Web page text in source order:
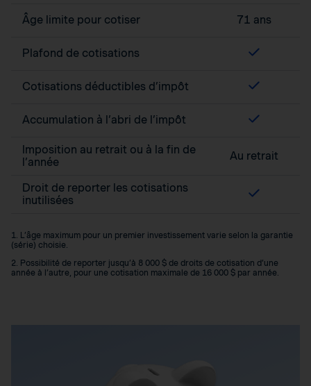
Âge limite pour cotiser 71 ans
Plafond de cotisations
Cotisations déductibles d’impôt
Accumulation à l’abri de l’impôt
Imposition au retrait ou à la fin de
l’année
Au retrait
Droit de reporter les cotisations
inutilisées
1. L’âge maximum pour un premier investissement varie selon la garantie
(série) choisie.
2. Possibilité de reporter jusqu’à 8 000 $ de droits de cotisation d’une
année à l’autre, pour une cotisation maximale de 16 000 $ par année.